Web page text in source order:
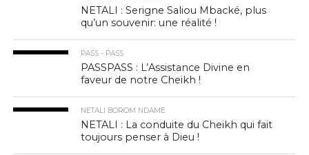
NETALI : Serigne Saliou Mbacké, plus
qu’un souvenir: une réalité !
PASS - PASS
PASSPASS : L’Assistance Divine en
faveur de notre Cheikh !
NETALI BOROM NDAME
NETALI : La conduite du Cheikh qui fait
toujours penser à Dieu !